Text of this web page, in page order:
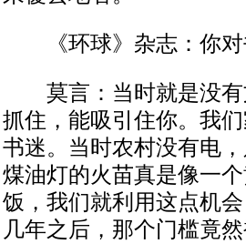
《环球》杂志：你对
莫言：当时就是没有
抓住，能吸引住你。我
书迷。当时农村没有电
煤油灯的火苗真是像一
饭，我们就利用这点机
几年之后，那个门槛竟